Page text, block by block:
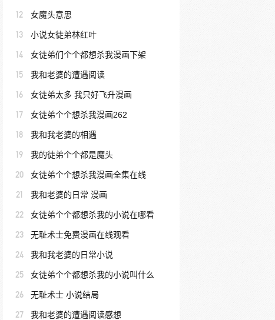
12 女魔头意思
13 小说女徒弟林红叶
14 女徒弟们个个都想杀我漫画下架
15 我和老婆的遭遇阅读
16 女徒弟太多 我只好飞升漫画
17 女徒弟个个想杀我漫画262
18 我和我老婆的相遇
19 我的徒弟个个都是魔头
20 女徒弟个个想杀我漫画全集在线
21 我和老婆的日常 漫画
22 女徒弟个个都想杀我的小说在哪看
23 无耻术士免费漫画在线观看
24 我和我老婆的日常小说
25 女徒弟个个都想杀我的小说叫什么
26 无耻术士 小说结局
27 我和老婆的遭遇阅读感想